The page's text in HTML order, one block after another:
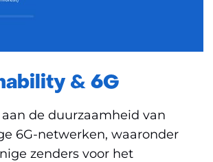
& 6G
aan de duurzaamheid van
6G-netwerken, waaronder
zenders voor het